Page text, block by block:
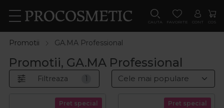
CAUTA FAVORITE CONT COS
Promotii GA.MA Professional
Promotii, GA.MA Professional
Filtreaza 1
Pret special Pret special